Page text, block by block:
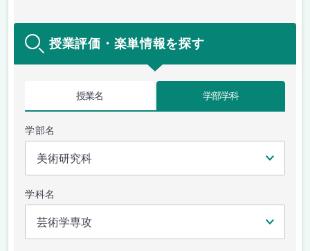
授業評価・楽単情報を探す
授業名 学部学科
学部名
学科名